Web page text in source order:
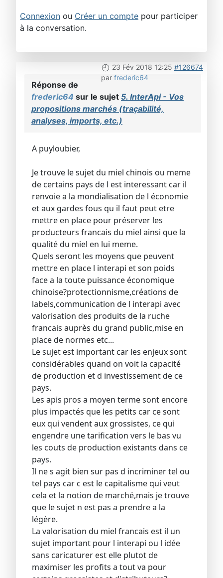
Connexion ou Créer un compte pour participer
à la conversation.
23 Fév 2018 12:25 #126674
par frederic64
Réponse de
frederic64 sur le sujet 5. InterApi - Vos
propositions marchés (traçabilité,
analyses, imports, etc.)
A puyloubier,
Je trouve le sujet du miel chinois ou meme
de certains pays de l est interessant car il
renvoie a la mondialisation de l économie
et aux gardes fous qu il faut peut etre
mettre en place pour préserver les
producteurs francais du miel ainsi que la
qualité du miel en lui meme.
Quels seront les moyens que peuvent
mettre en place l interapi et son poids
face a la toute puissance économique
chinoise?protectionnisme,créations de
labels,communication de l interapi avec
valorisation des produits de la ruche
francais auprès du grand public,mise en
place de normes etc...
Le sujet est important car les enjeux sont
considérables quand on voit la capacité
de production et d investissement de ce
pays.
Les apis pros a moyen terme sont encore
plus impactés que les petits car ce sont
eux qui vendent aux grossistes, ce qui
engendre une tarification vers le bas vu
les couts de production existants dans ce
pays.
Il ne s agit bien sur pas d incriminer tel ou
tel pays car c est le capitalisme qui veut
cela et la notion de marché,mais je trouve
que le sujet n est pas a prendre a la
légère.
La valorisation du miel francais est il un
sujet important pour l interapi ou l idée
sans caricaturer est elle plutot de
maximiser les profits a tout va pour